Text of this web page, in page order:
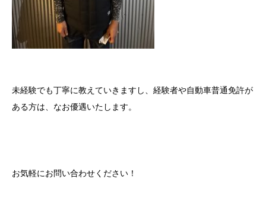
未経験でも丁寧に教えていきますし、経験者や自動車普通免許が
ある方は、なお優遇いたします。
お気軽にお問い合わせください！